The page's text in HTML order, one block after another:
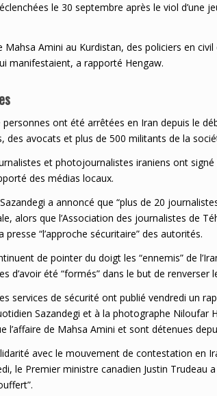
le 30 septembre après le viol d’une
Mahsa Amini au Kurdistan, des policiers en
manifestaient, a rapporté Hengaw.
personnes ont été arrêtées en Iran depuis le
des avocats et plus de 500 militants de la
et photojournalistes iraniens ont
des médias locaux.
a annoncé que “plus de 20
alors que l’Association des journalistes de
“l’approche sécuritaire” des autorités.
de pointer du doigt les “ennemis” de
d’avoir été “formés” dans le but de renverser
services de sécurité ont publié vendredi un
Sazandegi et à la photographe Niloufar
l’affaire de Mahsa Amini et sont détenues
avec le mouvement de contestation en
le Premier ministre canadien Justin Trudeau